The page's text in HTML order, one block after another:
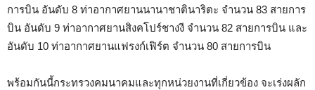
การบิน อันดับ 8 ท่าอากาศยานนานาชาตินาริตะ จำนวน 83 สายการ
บิน อันดับ 9 ท่าอากาศยานสิงคโปร์ชางงี จำนวน 82 สายการบิน และ
อันดับ 10 ท่าอากาศยานแฟรงก์เฟิร์ต จำนวน 80 สายการบิน
พร้อมกันนี้กระทรวงคมนาคมและทุกหน่วยงานที่เกี่ยวข้อง จะเร่งผลัก